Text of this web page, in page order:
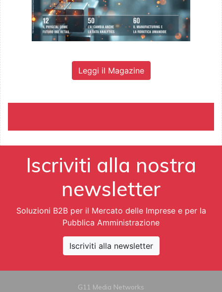
Leggi il Magazine
Iscriviti alla nostra
newsletter
Soluzioni B2B per il Mercato delle Imprese e per la
Pubblica Amministrazione
Iscriviti alla newsletter
G11 Media Networks